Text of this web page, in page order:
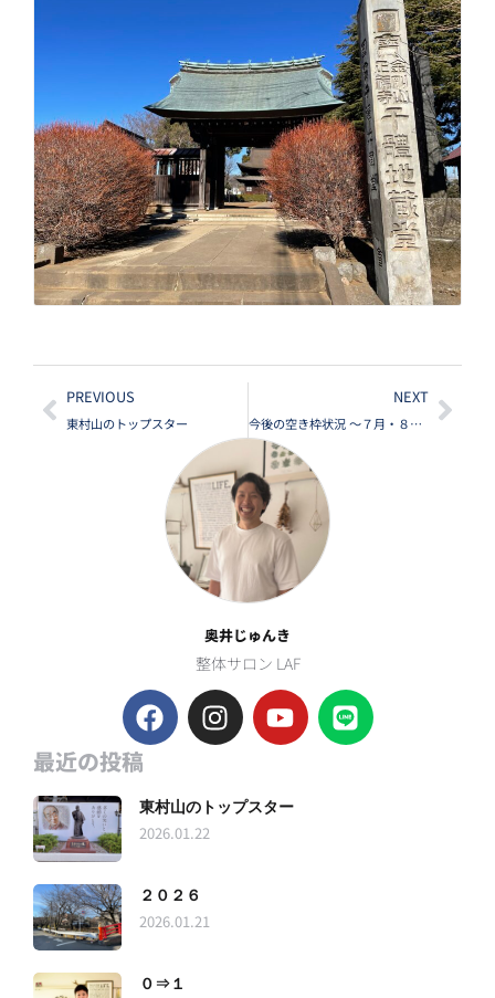
PREVIOUS
東村山のトップスター
NEXT
今後の空き枠状況 ～７月・８月～
奥井じゅんき
整体サロン LAF
最近の投稿
東村山のトップスター
2026.01.22
２０２６
2026.01.21
０⇒１